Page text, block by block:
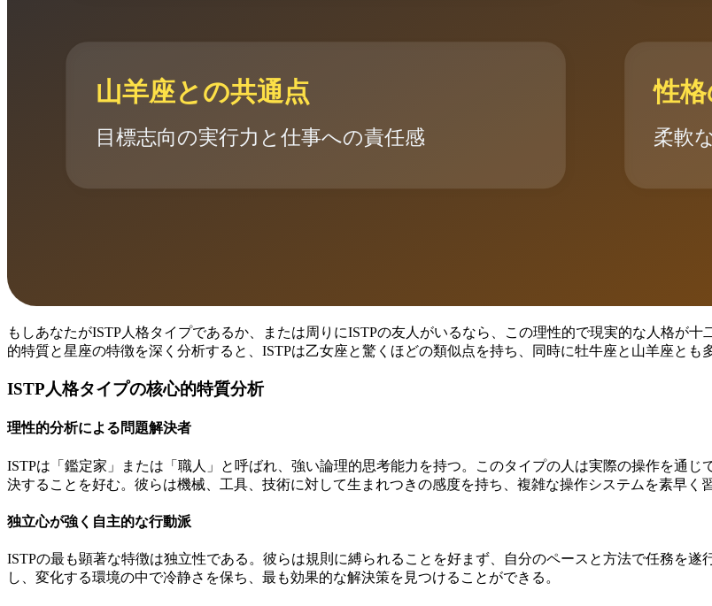
もしあなたがISTP人格タイプであるか、または周りにISTPの友人がいるなら、この理性的で現実的な人格が
的特質と星座の特徴を深く分析すると、ISTPは乙女座と驚くほどの類似点を持ち、同時に牡牛座と山羊座とも
ISTP人格タイプの核心的特質分析
理性的分析による問題解決者
ISTPは「鑑定家」または「職人」と呼ばれ、強い論理的思考能力を持つ。このタイプの人は実際の操作を通
決することを好む。彼らは機械、工具、技術に対して生まれつきの感度を持ち、複雑な操作システムを素早く
独立心が強く自主的な行動派
ISTPの最も顕著な特徴は独立性である。彼らは規則に縛られることを好まず、自分のペースと方法で任務を
し、変化する環境の中で冷静さを保ち、最も効果的な解決策を見つけることができる。